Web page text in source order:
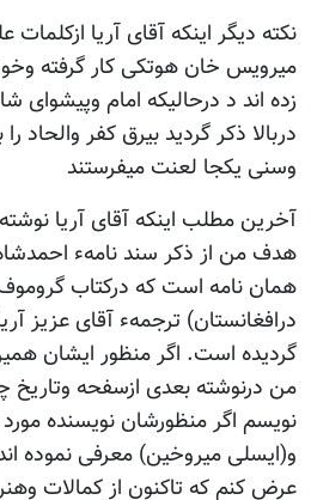
نکته دیگر اینکه آقای آریا ازکلمات
میرویس خان هوتکی کار گرفته
زده اند د درحالیکه امام وپیشوای
دربالا ذکر گردید بیرق کفر والحاد
وسنی یکجا لعنت میفرستند
آخرین مطلب اینکه آقای آریا
هدف من از ذکر سند نامهء
همان نامه است که درکتاب
درافغانستان) ترجمهء آقای عزیز
گردیده است. اگر منظور ایشان
من درنوشته بعدی ازسفحه
نویسم اگر منظورشان نویسنده
و(ایسلی میروخین) معرفی نموده
عرض کنم که تاکنون از کمالات